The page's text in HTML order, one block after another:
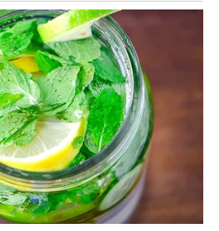
увійшов, і це була Ліля.
машину у дворі і поспішала
хто приїхав. Але дівчинка не